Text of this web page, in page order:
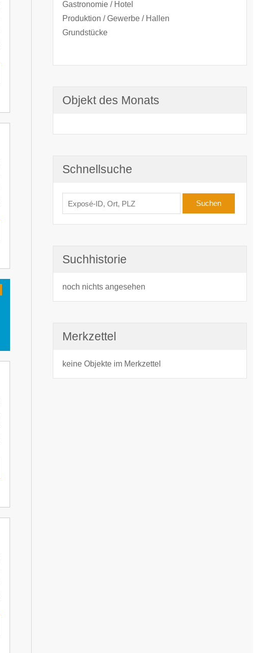
Gastronomie / Hotel
Produktion / Gewerbe / Hallen
Grundstücke
Objekt des Monats
Schnellsuche
Suchhistorie
noch nichts angesehen
Merkzettel
keine Objekte im Merkzettel